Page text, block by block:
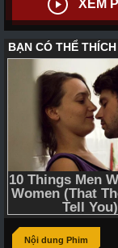
XEM
Nội dung Phim